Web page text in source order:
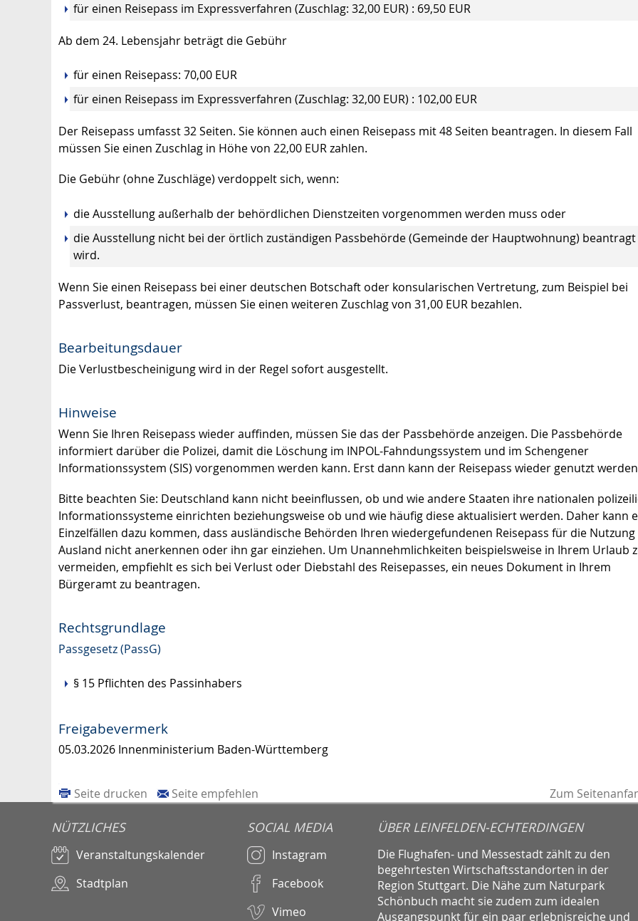
für einen Reisepass im Expressverfahren (Zuschlag: 32,00 EUR) : 69,50 EUR
Ab dem 24. Lebensjahr beträgt die Gebühr
für einen Reisepass: 70,00 EUR
für einen Reisepass im Expressverfahren (Zuschlag: 32,00 EUR) : 102,00 EUR
Der Reisepass umfasst 32 Seiten. Sie können auch einen Reisepass mit 48 Seiten beantragen. In diesem Fall
müssen Sie einen Zuschlag in Höhe von 22,00 EUR zahlen.
Die Gebühr (ohne Zuschläge) verdoppelt sich, wenn:
die Ausstellung außerhalb der behördlichen Dienstzeiten vorgenommen werden muss oder
die Ausstellung nicht bei der örtlich zuständigen Passbehörde (Gemeinde der Hauptwohnung) beantragt
wird.
Wenn Sie einen Reisepass bei einer deutschen Botschaft oder konsularischen Vertretung, zum Beispiel bei
Passverlust, beantragen, müssen Sie einen weiteren Zuschlag von 31,00 EUR bezahlen.
Bearbeitungsdauer
Die Verlustbescheinigung wird in der Regel sofort ausgestellt.
Hinweise
Wenn Sie Ihren Reisepass wieder auffinden, müssen Sie das der Passbehörde anzeigen. Die Passbehörde
informiert darüber die Polizei, damit die Löschung im INPOL-Fahndungssystem und im Schengener
Informationssystem (SIS) vorgenommen werden kann. Erst dann kann der Reisepass wieder genutzt
Bitte beachten Sie: Deutschland kann nicht beeinflussen, ob und wie andere Staaten ihre nationalen
Informationssysteme einrichten beziehungsweise ob und wie häufig diese aktualisiert werden. Daher kann
Einzelfällen dazu kommen, dass ausländische Behörden Ihren wiedergefundenen Reisepass für die Nutzung
Ausland nicht anerkennen oder ihn gar einziehen. Um Unannehmlichkeiten beispielsweise in Ihrem Urlaub
vermeiden, empfiehlt es sich bei Verlust oder Diebstahl des Reisepasses, ein neues Dokument in Ihrem
Bürgeramt zu beantragen.
Rechtsgrundlage
Passgesetz (PassG)
§ 15 Pflichten des Passinhabers
Freigabevermerk
05.03.2026 Innenministerium Baden-Württemberg
Zum
Seite drucken Seite empfehlen
NÜTZLICHES
Veranstaltungskalender
Stadtplan
SOCIAL MEDIA
Instagram
Facebook
Vimeo
ÜBER LEINFELDEN-ECHTERDINGEN
Die Flughafen- und Messestadt zählt zu den
begehrtesten Wirtschaftsstandorten in der
Region Stuttgart. Die Nähe zum Naturpark
Schönbuch macht sie zudem zum idealen
Ausgangspunkt für ein paar erlebnisreiche und